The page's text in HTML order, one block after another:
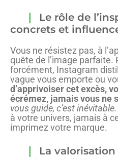
Le rôle de
concrets et
Vous ne résistez pas, à
quête de l’image parfaite.
forcément, Instagram
vague vous emporte ou
d’apprivoiser cet excès,
écrémez, jamais vous ne
vous guide, c’est inévitable.
à votre univers, jamais à
imprimez votre marque.
La